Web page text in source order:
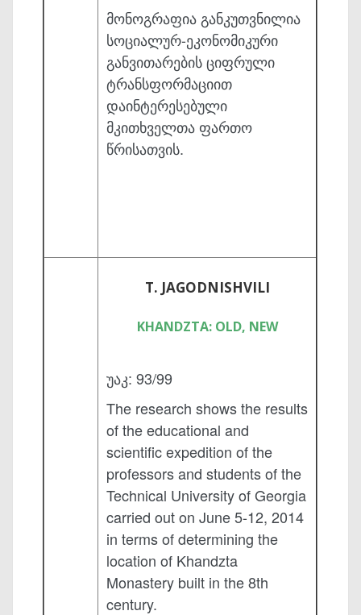
მონოგრაფია განკუთვნილია
სოციალურ-ეკონომიკური
განვითარების ციფრული
ტრანსფორ­მაციით
დაინტერესებული
მკითხველთა ფართო
წრისათვის.
T. JAGODNISHVILI
KHANDZTA: OLD, NEW
უაკ: 93/99
The research shows the results
of the educational and
scientific expedition of the
professors and students of the
Technical University of Georgia
carried out on June 5-12, 2014
in terms of determining the
location of Khandzta
Monastery built in the 8th
century.